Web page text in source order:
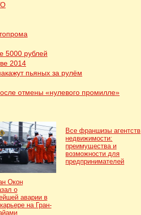
5000 рублей
2014
пьяных за рулём
отмены «нулевого промилле»
Окон
о
аварии в
на Гран-
Все франшизы агентств
недвижимости:
преимущества и
возможности для
предпринимателей